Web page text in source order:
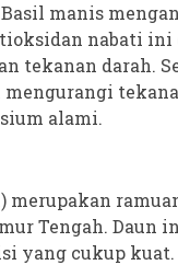
manis
nabati ini
tekanan darah.
alami.
Tengah. Daun
yang cukup